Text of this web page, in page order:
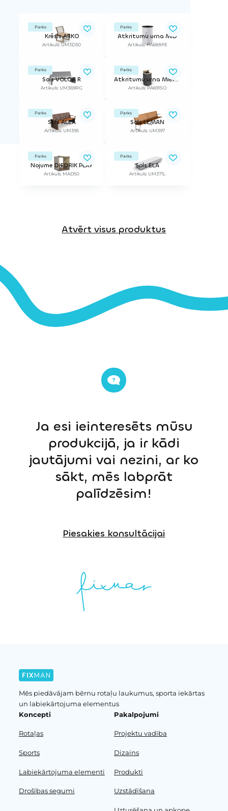
Parks
Krēsls ARKO
Artikuls: UM3D30
Parks
Atkritumu urna MID
Artikuls: PA688PE
Parks
Sols VOLGA R
Artikuls: UM369RG
Parks
Atkritumu urna Mielek T
Artikuls: PA691SO
Parks
Sols ALEA
Artikuls: UM395
Parks
Sols LEMAN
Artikuls: UM397
Parks
Nojume DIEDRIK PLAY
Artikuls: MAD50
Parks
Sols ELA
Artikuls: UM371L
Atvērt visus produktus
Ja esi ieinteresēts mūsu
produkcijā, ja ir kādi
jautājumi vai nezini, ar ko
sākt, mēs labprāt
palīdzēsim!
Piesakies konsultācijai
Mēs piedāvājam bērnu rotaļu laukumus, sporta iekārtas
un labiekārtojuma elementus
Koncepti
Rotaļas
Sports
Labiekārtojuma elementi
Drošības segumi
Pakalpojumi
Projektu vadība
Dizains
Produkti
Uzstādīšana